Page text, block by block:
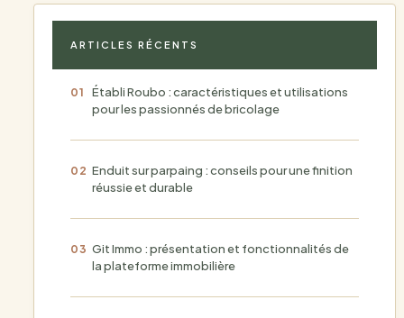
ARTICLES RÉCENTS
Établi Roubo : caractéristiques et utilisations
pour les passionnés de bricolage
Enduit sur parpaing : conseils pour une finition
réussie et durable
Git Immo : présentation et fonctionnalités de
la plateforme immobilière